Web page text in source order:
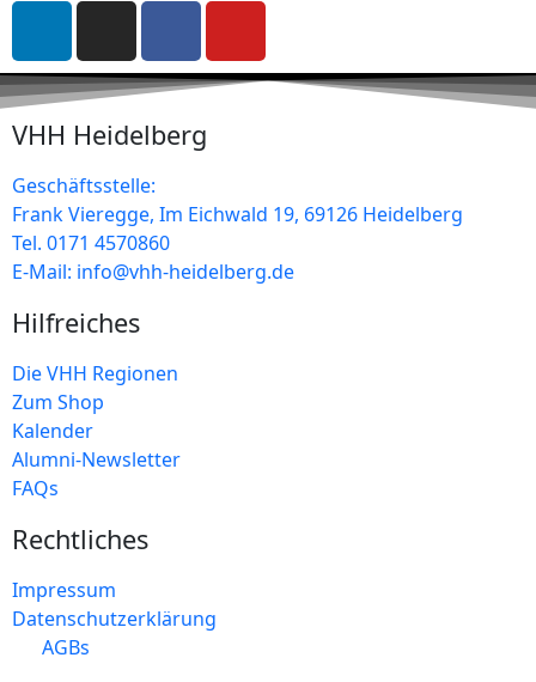
VHH Heidelberg
Geschäftsstelle:
Frank Vieregge, Im Eichwald 19, 69126 Heidelberg
Tel. 0171 4570860
E-Mail: info@vhh-heidelberg.de
Hilfreiches
Die VHH Regionen
Zum Shop
Kalender
Alumni-Newsletter
FAQs
Rechtliches
Impressum
Datenschutzerklärung
AGBs